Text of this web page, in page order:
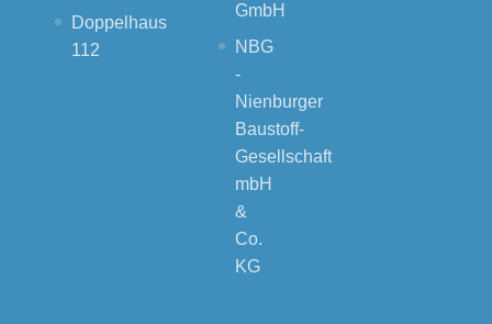
Doppelhaus
112
GmbH
NBG
-
Nienburger
Baustoff-
Gesellschaft
mbH
&
Co.
KG